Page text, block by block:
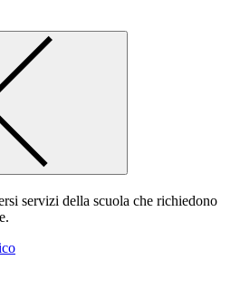
servizi della scuola che richiedono